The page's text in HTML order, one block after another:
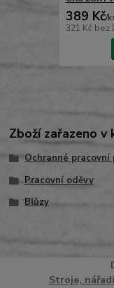
389 Kč/
321 Kč bez
Zboží zařazeno v
Ochranné
Pracovní oděvy
Blůzy
Stroje,